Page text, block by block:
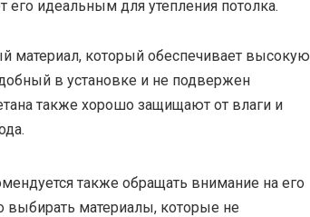
его идеальным для утепления потолка.
материал, который обеспечивает высокую
в установке и не подвержен
также хорошо защищают от влаги и
также обращать внимание на его
выбирать материалы, которые не